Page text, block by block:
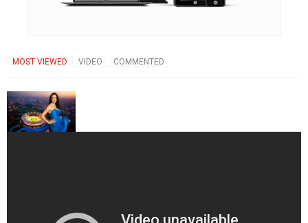
MOST VIEWED VIDEO COMMENTED